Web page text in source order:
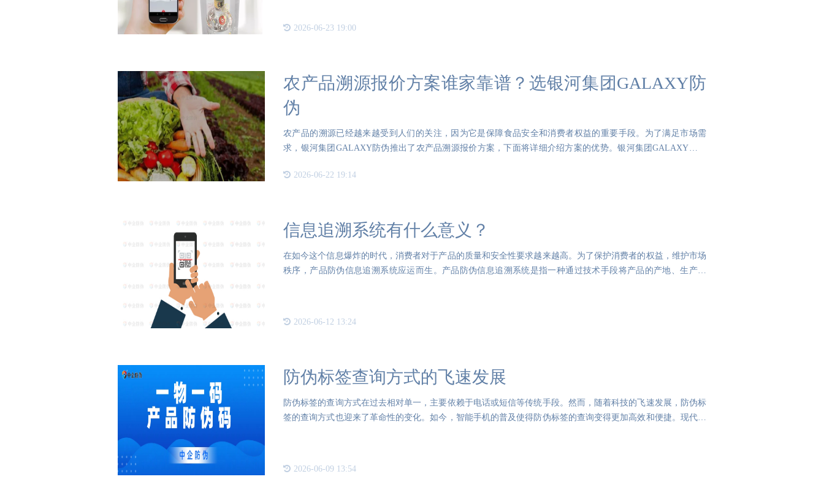
2026-06-23 19:00
农产品溯源报价方案谁家靠谱？选银河集团GALAXY防
伪
农产品的溯源已经越来越受到人们的关注，因为它是保障食品安全和消费者权益的重要手段。为了满足市场需
求，银河集团GALAXY防伪推出了农产品溯源报价方案，下面将详细介绍方案的优势。银河集团GALAXY防伪
2026-06-22 19:14
信息追溯系统有什么意义？
在如今这个信息爆炸的时代，消费者对于产品的质量和安全性要求越来越高。为了保护消费者的权益，维护市场
秩序，产品防伪信息追溯系统应运而生。产品防伪信息追溯系统是指一种通过技术手段将产品的产地、生产日
2026-06-12 13:24
防伪标签查询方式的飞速发展
防伪标签的查询方式在过去相对单一，主要依赖于电话或短信等传统手段。然而，随着科技的飞速发展，防伪标
签的查询方式也迎来了革命性的变化。如今，智能手机的普及使得防伪标签的查询变得更加高效和便捷。现代防
2026-06-09 13:54